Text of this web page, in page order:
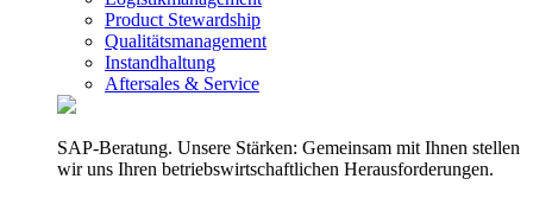
Product Stewardship
Qualitätsmanagement
Instandhaltung
Aftersales & Service
SAP-Beratung. Unsere Stärken: Gemeinsam mit Ihnen stellen
wir uns Ihren betriebswirtschaftlichen Herausforderungen.